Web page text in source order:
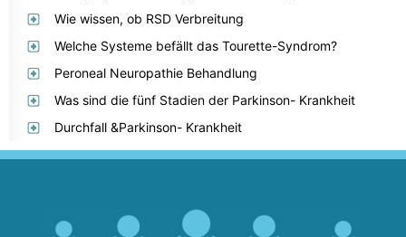
Wie wissen, ob RSD Verbreitung
Welche Systeme befällt das Tourette-Syndrom?
Peroneal Neuropathie Behandlung
Was sind die fünf Stadien der Parkinson- Krankheit
Durchfall &Parkinson- Krankheit